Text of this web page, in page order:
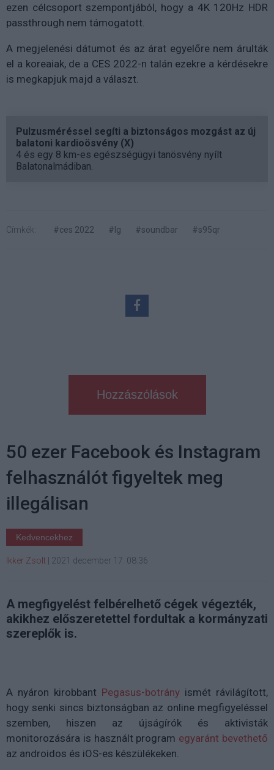
ezen célcsoport szempontjából, hogy a 4K 120Hz HDR
passthrough nem támogatott.
A megjelenési dátumot és az árat egyelőre nem árulták
el a koreaiak, de a CES 2022-n talán ezekre a kérdésekre
is megkapjuk majd a választ.
Pulzusméréssel segíti a biztonságos mozgást az új
balatoni kardioösvény (X)
4 és egy 8 km-es egészségügyi tanösvény nyílt
Balatonalmádiban.
Címkék: #ces 2022 #lg #soundbar #s95qr
Hozzászólások
50 ezer Facebook és Instagram
felhasználót figyeltek meg
illegálisan
Kedvencekhez
Ikker Zsolt 2021 december 17. 08:36
A megfigyelést felbérelhető cégek végezték,
akikhez előszeretettel fordultak a kormányzati
szereplők is.
A nyáron kirobbant Pegasus-botrány ismét rávilágított,
hogy senki sincs biztonságban az online megfigyeléssel
szemben, hiszen az újságírók és aktivisták
monitorozására is használt program egyaránt bevethető
az androidos és iOS-es készülékeken.